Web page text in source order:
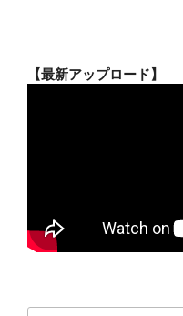
【最新アップロード】